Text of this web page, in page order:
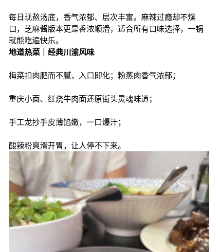
每日现熬汤底，香气浓郁、层次丰富。麻辣过瘾却不燥
口，芝麻酱版本更是香浓顺滑，适合所有口味选择，一锅
就能吃遍快乐。
地道热菜｜经典川渝风味
梅菜扣肉肥而不腻，入口即化；粉蒸肉香气浓郁；
重庆小面、红烧牛肉面还原街头灵魂味道；
手工龙抄手皮薄馅嫩，一口爆汁；
酸辣粉爽滑开胃，让人停不下来。